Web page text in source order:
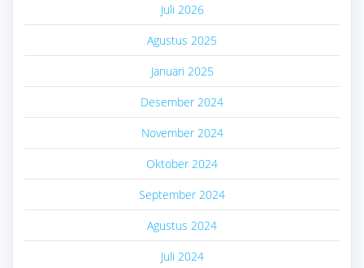
Juli 2026
Agustus 2025
Januari 2025
Desember 2024
November 2024
Oktober 2024
September 2024
Agustus 2024
Juli 2024